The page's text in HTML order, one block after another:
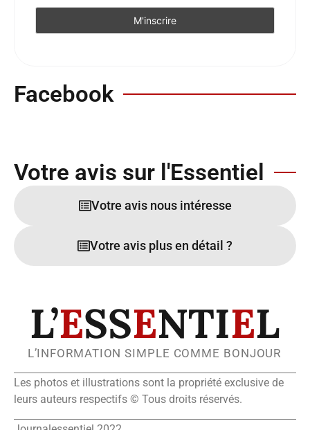
Facebook
Votre avis sur l'Essentiel
Votre avis nous intéresse
Votre avis plus en détail ?
L’ESSENTIEL
L’INFORMATION SIMPLE COMME BONJOUR
Les photos et illustrations sont la propriété exclusive de
leurs auteurs respectifs © Tous droits réservés.